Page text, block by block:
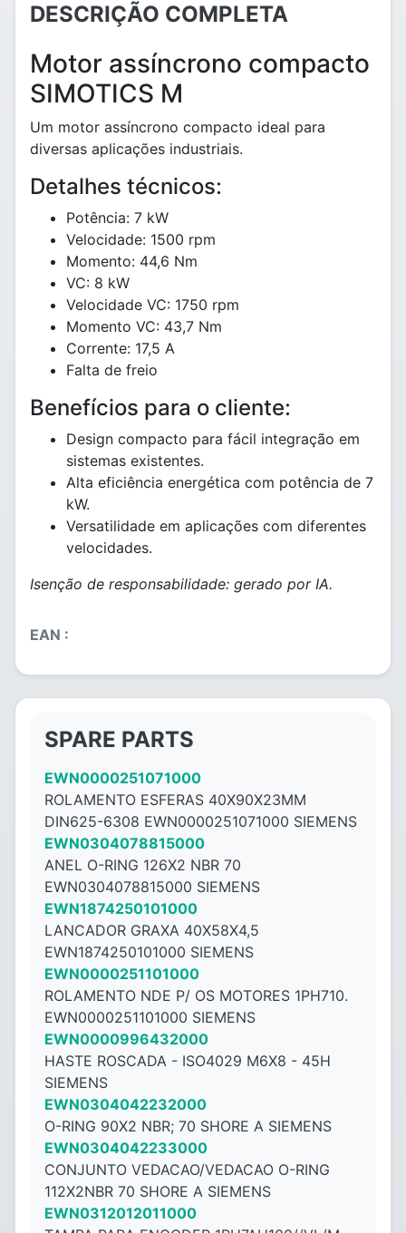
DESCRIÇÃO COMPLETA
Motor assíncrono compacto
SIMOTICS M
Um motor assíncrono compacto ideal para
diversas aplicações industriais.
Detalhes técnicos:
Potência: 7 kW
Velocidade: 1500 rpm
Momento: 44,6 Nm
VC: 8 kW
Velocidade VC: 1750 rpm
Momento VC: 43,7 Nm
Corrente: 17,5 A
Falta de freio
Benefícios para o cliente:
Design compacto para fácil integração em
sistemas existentes.
Alta eficiência energética com potência de 7
kW.
Versatilidade em aplicações com diferentes
velocidades.
Isenção de responsabilidade: gerado por IA.
EAN :
SPARE PARTS
EWN0000251071000
ROLAMENTO ESFERAS 40X90X23MM
DIN625-6308 EWN0000251071000 SIEMENS
EWN0304078815000
ANEL O-RING 126X2 NBR 70
EWN0304078815000 SIEMENS
EWN1874250101000
LANCADOR GRAXA 40X58X4,5
EWN1874250101000 SIEMENS
EWN0000251101000
ROLAMENTO NDE P/ OS MOTORES 1PH710.
EWN0000251101000 SIEMENS
EWN0000996432000
HASTE ROSCADA - ISO4029 M6X8 - ​​45H
SIEMENS
EWN0304042232000
O-RING 90X2 NBR; 70 SHORE A SIEMENS
EWN0304042233000
CONJUNTO VEDACAO/VEDACAO O-RING
112X2NBR 70 SHORE A SIEMENS
EWN0312012011000